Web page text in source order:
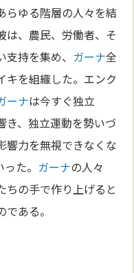
らゆる階層の人々を結
は、農民、労働者、そ
持を集め、 ガーナ全
キを組織した。エンク
ーナは今すぐ独立
き、独立運動を勢いづ
響力を無視できなくな
た。 ガーナの人々
ちの手で作り上げると
ある。